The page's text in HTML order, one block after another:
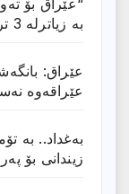
بە زیاترلە 3 ترلیۆن دیناری دیکە هەیە”
عێراق:
عێراقەوە
زیندانی بۆ